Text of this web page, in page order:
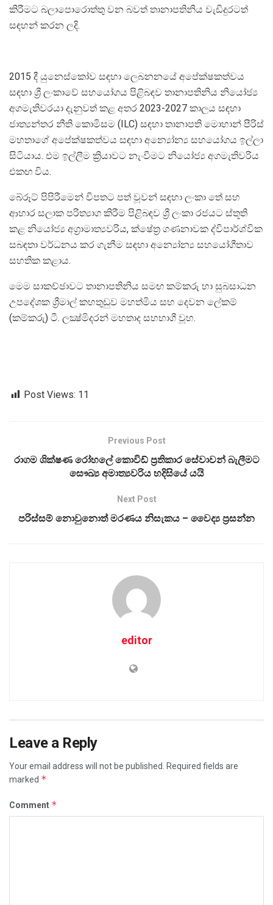
කිරීමට බලාපොරොත්තු වන බවත් තානාපතිනිය වැඩිදුරටත්
සඳහන් කරන ලදි.
2015 දී යුනෙස්කෝව සඳහා ලෙබනනයේ අපේක්ෂකත්වය
සඳහා ශ්‍රී ලංකාවේ සහයෝගය පිළිබඳව තානාපතිනිය නියෝජ්‍ය
අගමැතිවරයා දැනුවත් කළ අතර 2023-2027 කාලය සඳහා
ජාත්‍යන්තර නීති කොමිසම (ILC) සඳහා තානාපති මොහාන් පීරිස්
මහතාගේ අපේක්ෂකත්වය සඳහා අන්‍යෝන්‍ය සහයෝගය ඉල්ලා
සිටියාය. එම ඉල්ලීම ක්‍රියාවට නැංවීමට නියෝජ්‍ය අගමැතිවරිය
එකඟ විය.
බේරූට් පිපිරීමෙන් විපතට පත් වූවන් සඳහා ලංකා තේ සහ
ආහාර සලාක පරිත්‍යාග කිරීම පිළිබඳව ශ්‍රී ලංකා රජයට ස්තූති
කළ නියෝජ්‍ය අග්‍රාමාත්‍යවරිය, ක්ෂේත්‍ර ගණනාවක ද්විපාර්ශ්වික
සබඳතා වර්ධනය කර ගැනීම සඳහා අන්‍යෝන්‍ය සහයෝගීතාව
සහතික කළාය.
මෙම සාකච්ඡාවට තානාපතිනිය සමඟ කම්කරු හා සුබසාධන
උපදේශක ශ්‍රීමාල් කහතුඩුව මහත්මිය සහ දෙවන ලේකම්
(කම්කරු) ටී. ලක්‍ෂ්මිදරන් මහතාද සහභාගී වූහ.
Post Views: 11
Previous Post
රාගම ශික්ෂණ රෝහලේ කොවිඩ් ප්‍රතිකාර සේවාවන් බැලීමට
සෞඛ්‍ය අමාත්‍යවරිය හදිසියේ යයි
Next Post
පරිස්සම් නොවුනොත් මරණය නිසැකය – වෛද්‍ය ප්‍රසන්න
editor
Leave a Reply
Your email address will not be published.
Required fields are
marked *
Comment *